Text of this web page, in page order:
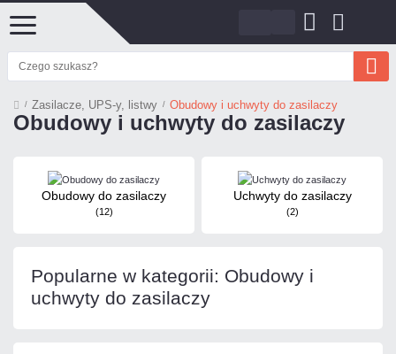
Zasilacze, UPS-y, listwy Obudowy i uchwyty do zasilaczy
Obudowy i uchwyty do zasilaczy
Obudowy do zasilaczy
(12)
Uchwyty do zasilaczy
(2)
Popularne w kategorii: Obudowy i
uchwyty do zasilaczy